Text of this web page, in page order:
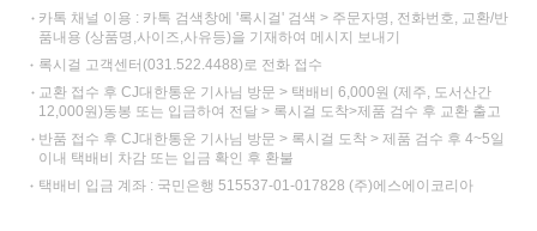
카톡 채널 이용 : 카톡 검색창에 '록시걸' 검색 > 주문자명, 전화번호, 교환/반
품내용 (상품명,사이즈,사유등)을 기재하여 메시지 보내기
록시걸 고객센터(031.522.4488)로 전화 접수
교환 접수 후 CJ대한통운 기사님 방문 > 택배비 6,000원 (제주, 도서산간
12,000원)동봉 또는 입금하여 전달 > 록시걸 도착>제품 검수 후 교환 출고
반품 접수 후 CJ대한통운 기사님 방문 > 록시걸 도착 > 제품 검수 후 4~5일
이내 택배비 차감 또는 입금 확인 후 환불
택배비 입금 계좌 : 국민은행 515537-01-017828 (주)에스에이코리아